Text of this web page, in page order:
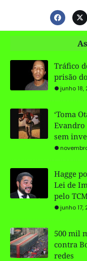
Tráfico
prisão
junho 18,
‘Toma
sem
Hagge
Lei de
pelo
junho 17,
500 mil
contra
redes